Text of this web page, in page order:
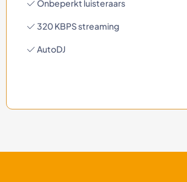
Onbeperkt luisteraars
320 KBPS streaming
AutoDJ